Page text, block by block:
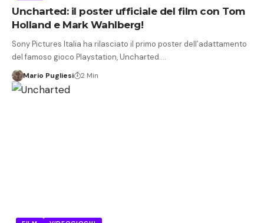
Uncharted: il poster ufficiale del film con Tom
Holland e Mark Wahlberg!
Sony Pictures Italia ha rilasciato il primo poster dell’adattamento
del famoso gioco Playstation, Uncharted.…
Mario Pugliesi 2 Min